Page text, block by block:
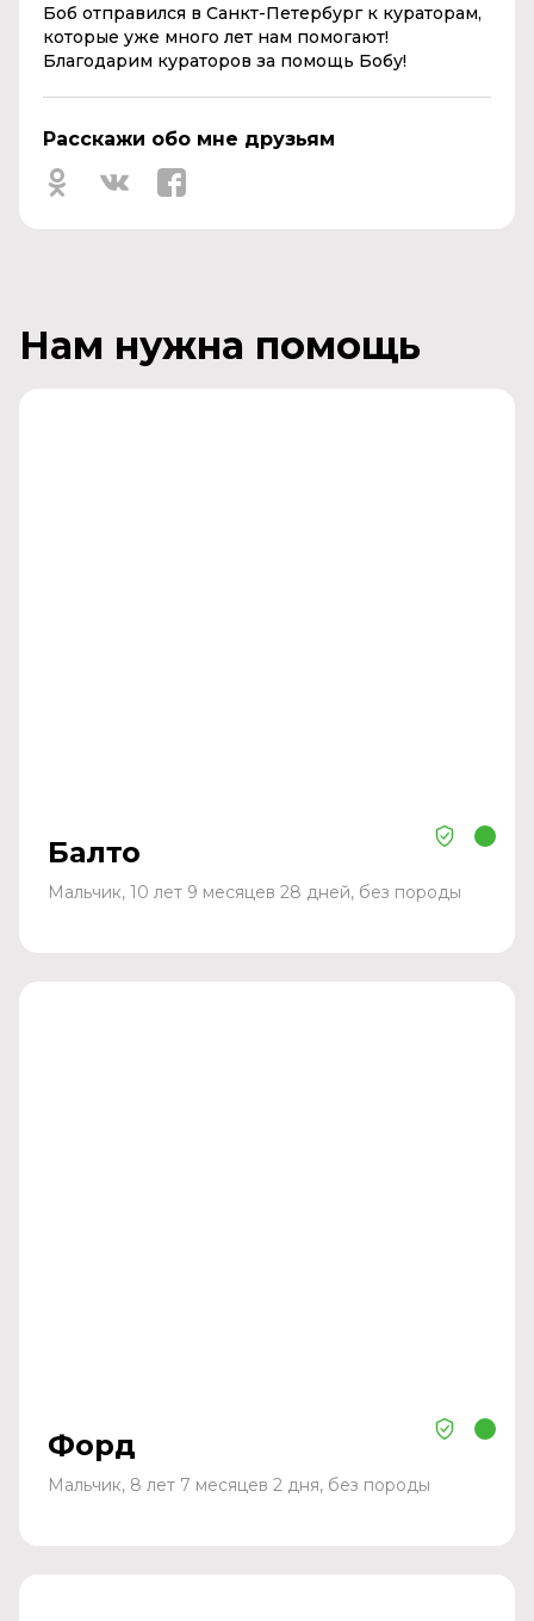
Боб отправился в Санкт-Петербург к кураторам,
которые уже много лет нам помогают!
Благодарим кураторов за помощь Бобу!
Расскажи обо мне друзьям
Нам нужна помощь
Балто
Мальчик, 10 лет 9 месяцев 28 дней, без породы
Форд
Мальчик, 8 лет 7 месяцев 2 дня, без породы